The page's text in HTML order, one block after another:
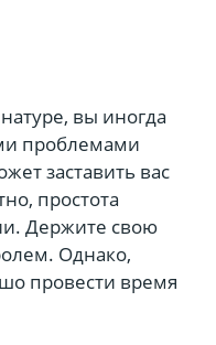
вы иногда
проблемами
заставить вас
простота
Держите свою
Однако,
провести время